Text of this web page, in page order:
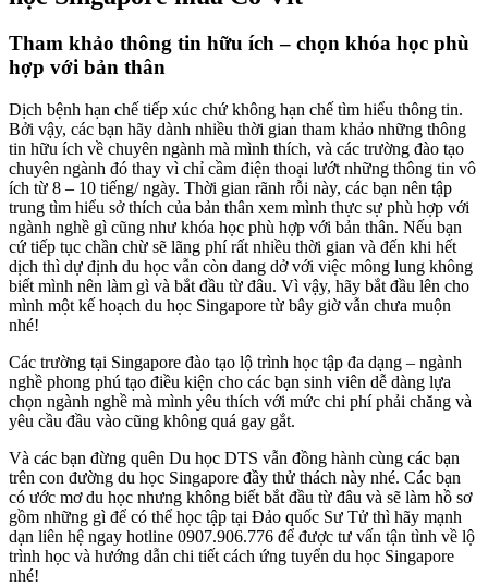
Tham khảo thông tin hữu ích – chọn khóa học phù
hợp với bản thân
Dịch bệnh hạn chế tiếp xúc chứ không hạn chế tìm hiểu thông tin.
Bởi vậy, các bạn hãy dành nhiều thời gian tham khảo những thông
tin hữu ích về chuyên ngành mà mình thích, và các trường đào tạo
chuyên ngành đó thay vì chỉ cầm điện thoại lướt những thông tin vô
ích từ 8 – 10 tiếng/ ngày. Thời gian rãnh rỗi này, các bạn nên tập
trung tìm hiểu sở thích của bản thân xem mình thực sự phù hợp với
ngành nghề gì cũng như khóa học phù hợp với bản thân. Nếu bạn
cứ tiếp tục chần chừ sẽ lãng phí rất nhiều thời gian và đến khi hết
dịch thì dự định du học vẫn còn dang dở với việc mông lung không
biết mình nên làm gì và bắt đầu từ đâu. Vì vậy, hãy bắt đầu lên cho
mình một kế hoạch du học Singapore từ bây giờ vẫn chưa muộn
nhé!
Các trường tại Singapore đào tạo lộ trình học tập đa dạng – ngành
nghề phong phú tạo điều kiện cho các bạn sinh viên dễ dàng lựa
chọn ngành nghề mà mình yêu thích với mức chi phí phải chăng và
yêu cầu đầu vào cũng không quá gay gắt.
Và các bạn đừng quên Du học DTS vẫn đồng hành cùng các bạn
trên con đường du học Singapore đầy thử thách này nhé. Các bạn
có ước mơ du học nhưng không biết bắt đầu từ đâu và sẽ làm hồ sơ
gồm những gì để có thể học tập tại Đảo quốc Sư Tử thì hãy mạnh
dạn liên hệ ngay hotline 0907.906.776 để được tư vấn tận tình về lộ
trình học và hướng dẫn chi tiết cách ứng tuyển du học Singapore
nhé!